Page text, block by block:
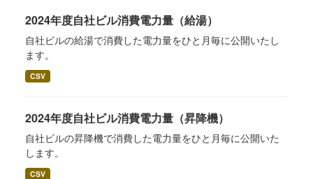
2024年度自社ビル消費電力量（給湯）
自社ビルの給湯で消費した電力量をひと月毎に公開いたし
ます。
CSV
2024年度自社ビル消費電力量（昇降機）
自社ビルの昇降機で消費した電力量をひと月毎に公開いた
します。
CSV